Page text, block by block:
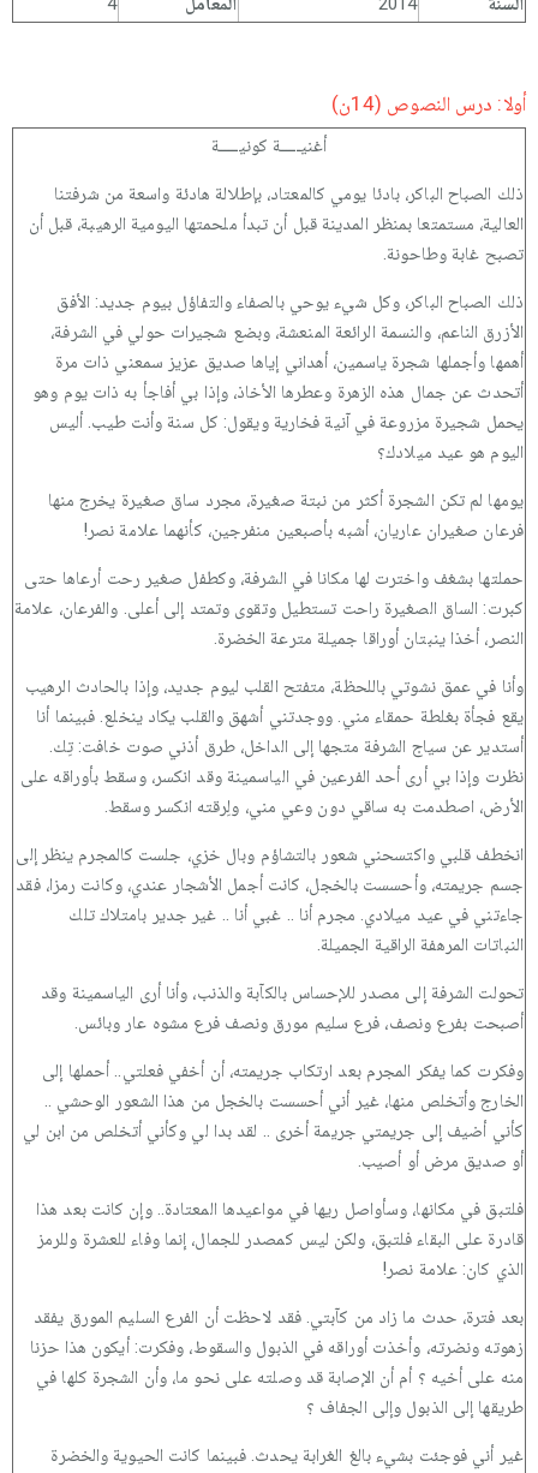
أولا: درس النصوص (14ن)
أغنيـــــة كونيـــــة
ذلك الصباح الباكر، بادئا يومي كالمعتاد، بإطلالة هادئة واسعة من شرفتنا
العالية، مستمتعا بمنظر المدينة قبل أن تبدأ ملحمتها اليومية الرهيبة، قبل أن
تصبح غابة وطاحونة.
ذلك الصباح الباكر، وكل شيء يوحي بالصفاء والتفاؤل بيوم جديد: الأفق
الأزرق الناعم، والنسمة الرائعة المنعشة، وبضع شجيرات حولي في الشرفة،
أهمها وأجملها شجرة ياسمين، أهداني إياها صديق عزيز سمعني ذات مرة
أتحدث عن جمال هذه الزهرة وعطرها الأخاذ، وإذا بي أفاجأ به ذات يوم وهو
يحمل شجيرة مزروعة في آنية فخارية ويقول: كل سنة وأنت طيب. أليس
اليوم هو عيد ميلادك؟
يومها لم تكن الشجرة أكثر من نبتة صغيرة، مجرد ساق صغيرة يخرج منها
فرعان صغيران عاريان، أشبه بأصبعين منفرجين، كأنهما علامة نصر!
حملتها بشغف واخترت لها مكانا في الشرفة، وكطفل صغير رحت أرعاها حتى
كبرت: الساق الصغيرة راحت تستطيل وتقوى وتمتد إلى أعلى. والفرعان، علامة
النصر، أخذا ينبتان أوراقا جميلة مترعة الخضرة.
وأنا في عمق نشوتي باللحظة، متفتح القلب ليوم جديد، وإذا بالحادث الرهيب
يقع فجأة بغلطة حمقاء مني. ووجدتني أشهق والقلب يكاد ينخلع. فبينما أنا
أستدير عن سياج الشرفة متجها إلى الداخل، طرق أذني صوت خافت: تِك.
نظرت وإذا بي أرى أحد الفرعين في الياسمينة وقد انكسر، وسقط بأوراقه على
الأرض، اصطدمت به ساقي دون وعي مني، ولِرقته انكسر وسقط.
انخطف قلبي واكتسحني شعور بالتشاؤم وبال خزي، جلست كالمجرم ينظر إلى
جسم جريمته، وأحسست بالخجل، كانت أجمل الأشجار عندي، وكانت رمزا، فقد
جاءتني في عيد ميلادي. مجرم أنا .. غبي أنا .. غير جدير بامتلاك تلك
النباتات المرهفة الراقية الجميلة.
تحولت الشرفة إلى مصدر للإحساس بالكآبة والذنب، وأنا أرى الياسمينة وقد
أصبحت بفرع ونصف، فرع سليم مورق ونصف فرع مشوه عار وبائس.
وفكرت كما يفكر المجرم بعد ارتكاب جريمته، أن أخفي فعلتي.. أحملها إلى
الخارج وأتخلص منها، غير أني أحسست بالخجل من هذا الشعور الوحشي ..
كأني أضيف إلى جريمتي جريمة أخرى .. لقد بدا لي وكأني أتخلص من ابن لي
أو صديق مرض أو أصيب.
فلتبق في مكانها، وسأواصل ريها في مواعيدها المعتادة.. وإن كانت بعد هذا
قادرة على البقاء فلتبق، ولكن ليس كمصدر للجمال، إنما وفاء للعشرة وللرمز
الذي كان: علامة نصر!
بعد فترة، حدث ما زاد من كآبتي. فقد لاحظت أن الفرع السليم المورق يفقد
زهوته ونضرته، وأخذت أوراقه في الذبول والسقوط، وفكرت: أيكون هذا حزنا
منه على أخيه ؟ أم أن الإصابة قد وصلته على نحو ما، وأن الشجرة كلها في
طريقها إلى الذبول وإلى الجفاف ؟
غير أني فوجئت بشيء بالغ الغرابة يحدث. فبينما كانت الحيوية والخضرة